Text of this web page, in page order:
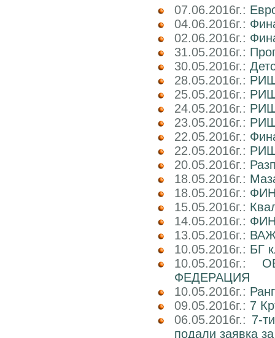
07.06.2016г.:
04.06.2016г.:
02.06.2016г.:
31.05.2016г.:
30.05.2016г.:
28.05.2016г.: РИШ
25.05.2016г.:
24.05.2016г.:
23.05.2016г.: РИШ
22.05.2016г.:
22.05.2016г.: РИШ
20.05.2016г.:
18.05.2016г.:
18.05.2016г.:
15.05.2016г.:
14.05.2016г.:
13.05.2016г.:
10.05.2016г.: БГ
10.05.2016г.:
ФЕДЕРАЦИЯ
10.05.2016г.:
09.05.2016г.: 7
06.05.2016г.: 7-
подали заявка